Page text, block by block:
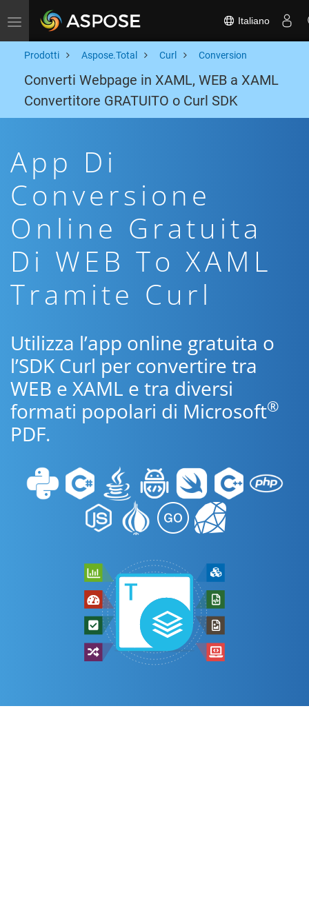
Toggle navigation Italiano
Prodotti Aspose.Total Curl Conversion
Converti Webpage in XAML, WEB a XAML
Convertitore GRATUITO o Curl SDK
App Di
Conversione
Online Gratuita
Di WEB To XAML
Tramite Curl
Utilizza l’app online gratuita o
l’SDK Curl per convertire tra
WEB e XAML e tra diversi
formati popolari di Microsoft®
PDF.